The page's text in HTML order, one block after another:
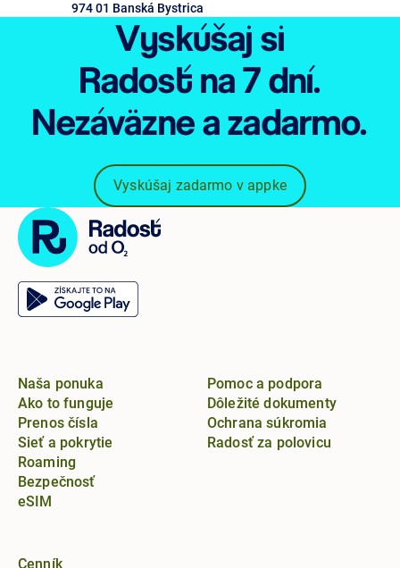
974 01 Banská Bystrica
Vyskúšaj si
Radosťna 7 dní.
Nezáväznea zadarmo.
Vyskúšaj zadarmo v appke
Naša ponuka
Ako to funguje
Prenos čísla
Sieť a pokrytie
Roaming
Bezpečnosť
eSIM
Pomoc a podpora
Dôležité dokumenty
Ochrana súkromia
Radosť za polovicu
Cenník